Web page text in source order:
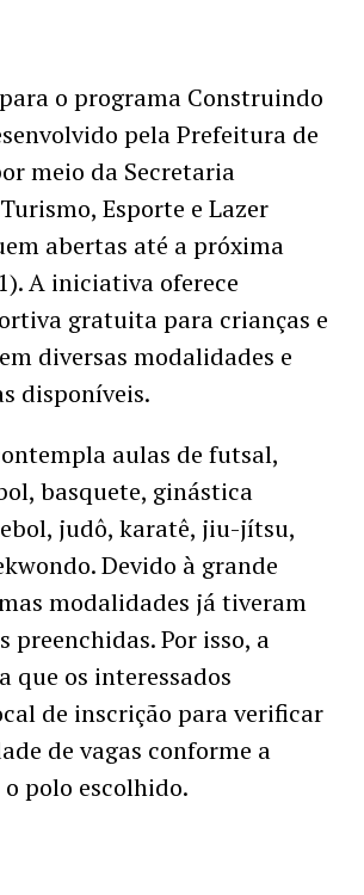
o programa Construindo
pela Prefeitura de
meio da Secretaria
Esporte e Lazer
abertas até a próxima
A iniciativa oferece
gratuita para crianças e
diversas modalidades e
disponíveis.
aulas de futsal,
basquete, ginástica
judô, karatê, jiu-jítsu,
Devido à grande
modalidades já tiveram
preenchidas. Por isso, a
que os interessados
de inscrição para verificar
de vagas conforme a
polo escolhido.